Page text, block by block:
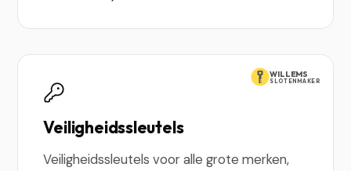
WILLEMS
SLOTENMAKER
Veiligheidssleutels
Veiligheidssleutels voor alle grote merken,